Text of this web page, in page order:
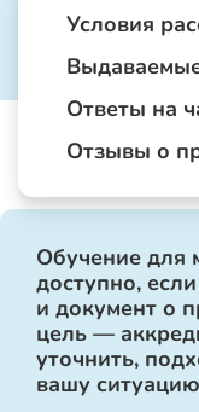
Условия
Ответы на
Отзывы о
Обучение для
доступно,
и документ о
цель —
уточнить,
вашу